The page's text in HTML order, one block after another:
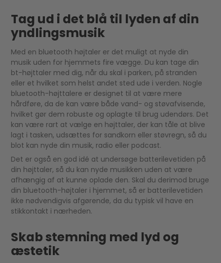
Tag ud i det blå til lyden af din
yndlingsmusik
Med en bluetooth højtaler er det muligt at nyde din
musik uden for hjemmets fire vægge. Du kan tage din
bt-højttaler med dig, når du skal i parken, på stranden
eller et hvilket som helst andet sted ude i verden. Nogle
bluetooth-højttalere er designet til at være mere
hårdføre, da de kan være både vand- og støvafvisende,
hvilket gør dem robuste og oplagte til brug udendørs. Det
kan være rart at vælge en højttaler, der kan tåle at blive
lagt i tasken, udsættes for sandkorn eller støvregn, så du
blot kan nyde din musik, radio eller podcast.
Det er også en god idé at undersøge batterilevetiden på
din højttaler, så du kan nyde musikken uden at være
afhængig af at kunne oplade den. Skal du derimod bruge
din bluetooth-højtaler i hjemmet, så er batterilevetiden
ikke nødvendigvis afgørende, da du typisk vil have en
stikkontakt i nærheden.
Skab stemning med lyd og
æstetik